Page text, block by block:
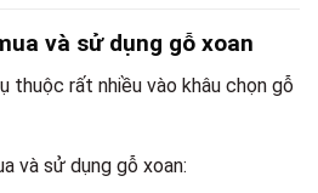
và sử dụng gỗ xoan
thuộc rất nhiều vào khâu chọn gỗ
và sử dụng gỗ xoan: